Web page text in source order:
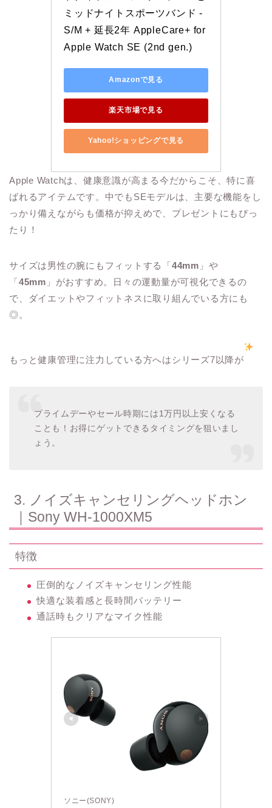
ミッドナイトスポーツバンド -
S/M + 延長2年 AppleCare+ for
Apple Watch SE (2nd gen.)
Amazonで見る
楽天市場で見る
Yahoo!ショッピングで見る
Apple Watchは、健康意識が高まる今だからこそ、特に喜
ばれるアイテムです。中でもSEモデルは、主要な機能をし
っかり備えながらも価格が抑えめで、プレゼントにもぴっ
たり！
サイズは男性の腕にもフィットする「44mm 」や
「45mm 」がおすすめ。日々の運動量が可視化できるの
で、ダイエットやフィットネスに取り組んでいる方にも
◎。
もっと健康管理に注力している方へはシリーズ7以降が
プライムデーやセール時期には1万円以上安くなる
ことも！お得にゲットできるタイミングを狙いまし
ょう。
3. ノイズキャンセリングヘッドホン
｜Sony WH-1000XM5
特徴
圧倒的なノイズキャンセリング性能
快適な装着感と長時間バッテリー
通話時もクリアなマイク性能
ソニー(SONY)